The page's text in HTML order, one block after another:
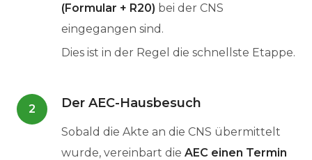
(Formular + R20) bei der CNS
eingegangen sind.
Dies ist in der Regel die schnellste Etappe.
2 Der AEC-Hausbesuch
Sobald die Akte an die CNS übermittelt
wurde, vereinbart die AEC einen Termin